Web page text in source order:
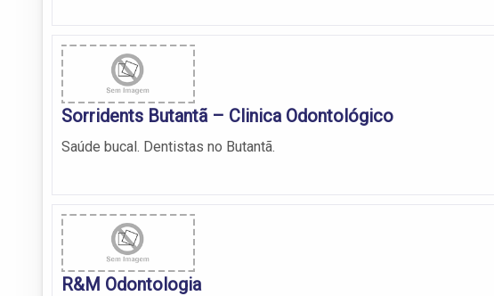
Sorridents Butantã – Clinica Odontológico
Saúde bucal. Dentistas no Butantã.
R&M Odontologia